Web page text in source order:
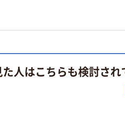
人はこちらも検討され